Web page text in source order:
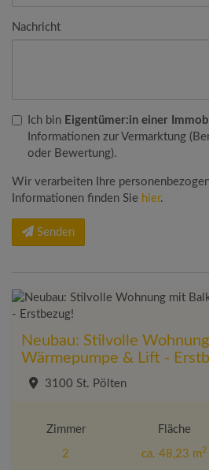
Nachricht
Ich bin Eigentümer:in einer
Informationen zur Vermarktung
oder Bewertung).
Wir verarbeiten Ihre
Informationen finden Sie hier.
Senden
Neubau: Stilvolle
Wärmepumpe & Lift -
3100 St. Pölten
Zimmer
2
Fläche
ca. 48,23 m2